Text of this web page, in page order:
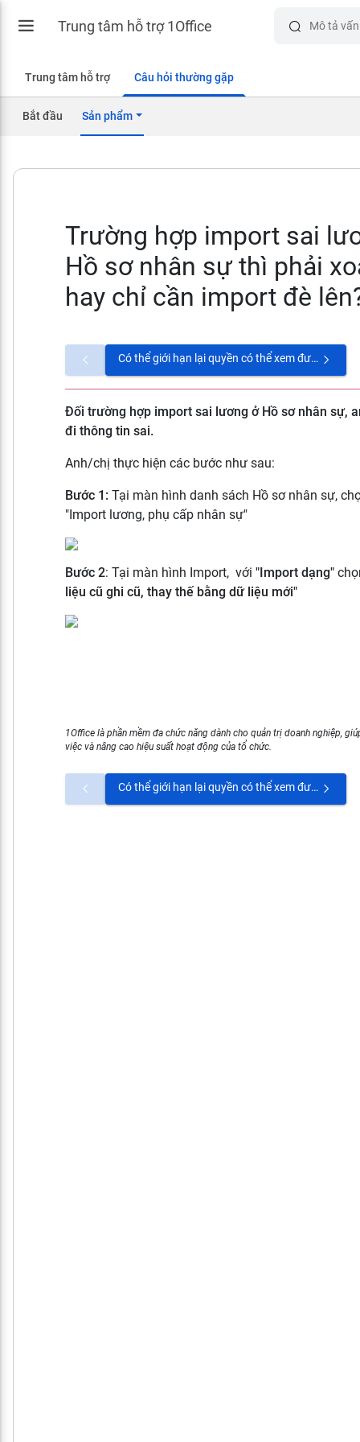
Trung tâm hỗ trợ 1Office
Trung tâm hỗ trợ Câu hỏi thường gặp
Bắt đầu Sản phẩm
Trường hợp import sai
Hồ sơ nhân sự thì phải
hay chỉ cần import đè
Có thể giới hạn lại quyền có thể xem được "Lương, phụ cấp" trong Hồ sơ nhân sự không?
Đối trường hợp import sai lương ở Hồ sơ nhân sự,
đi thông tin sai.
Anh/chị thực hiện các bước như sau:
Bước 1: Tại màn hình danh sách Hồ sơ nhân sự,
"Import lương, phụ cấp nhân sự"
Bước 2: Tại màn hình Import, với "Import dạng"
liệu cũ ghi cũ, thay thế bằng dữ liệu mới"
1Office là phần mềm đa chức năng dành cho quản trị doanh nghiệp,
việc và nâng cao hiệu suất hoạt động của tổ chức.
Có thể giới hạn lại quyền có thể xem được "Lương, phụ cấp" trong Hồ sơ nhân sự không?